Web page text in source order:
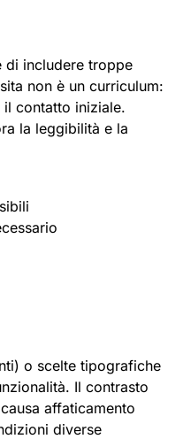
di includere troppe
non è un curriculum:
contatto iniziale.
la leggibilità e la
o scelte tipografiche
Il contrasto
affaticamento
diverse